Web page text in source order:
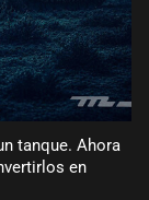
tanque. Ahora
en